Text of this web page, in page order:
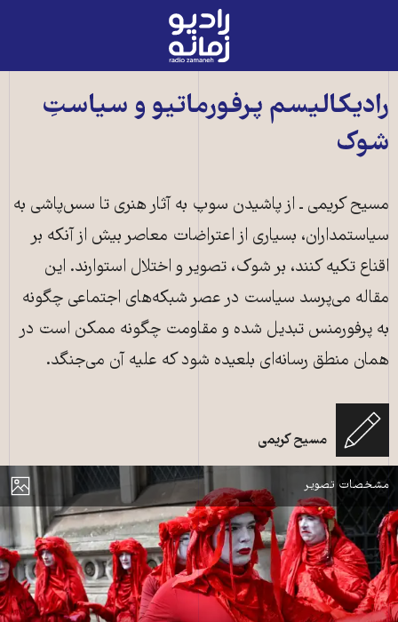
رادیو
زمانه
به
صفحه
رادیکالیسم پرفورماتیو و سیاستِ
شوک
مسیح کریمی ـ از پاشیدن سوپ به آثار هنری تا سس‌پاشی به
سیاستمداران، بسیاری از اعتراضات معاصر بیش از آنکه بر
اقناع تکیه کنند، بر شوک، تصویر و اختلال استوارند. این
مقاله می‌پرسد سیاست در عصر شبکه‌های اجتماعی چگونه
به پرفورمنس تبدیل شده و مقاومت چگونه ممکن است در
همان منطق رسانه‌ای بلعیده شود که علیه آن می‌جنگد.
مسیح کریمی
نمایش
مشخصات تصویر